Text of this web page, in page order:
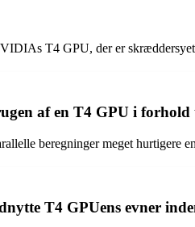
T4 GPU, der er
af en T4 GPU i
beregninger meget hurtigere
T4 GPUens evner